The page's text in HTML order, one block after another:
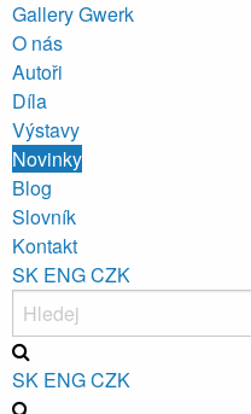
Gallery Gwerk
O nás
Autoři
Díla
Výstavy
Novinky
Blog
Slovník
Kontakt
SK ENGCZK
SK ENGCZK